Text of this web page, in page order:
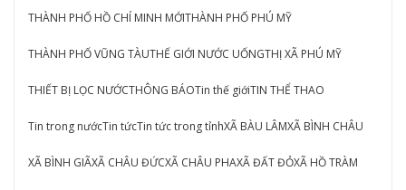
THÀNH PHỐ HỒ CHÍ MINH MỚITHÀNH PHỐ PHÚ MỸ
THÀNH PHỐ VŨNG TÀUTHẾ GIỚI NƯỚC UỐNGTHỊ XÃ PHÚ MỸ
THIẾT BỊ LỌC NƯỚCTHÔNG BÁOTin thế giớiTIN THỂ THAO
Tin trong nướcTin tứcTin tức trong tỉnhXÃ BÀU LÂMXÃ BÌNH CHÂU
XÃ BÌNH GIÃXÃ CHÂU ĐỨCXÃ CHÂU PHAXÃ ĐẤT ĐỎXÃ HỒ TRÀM